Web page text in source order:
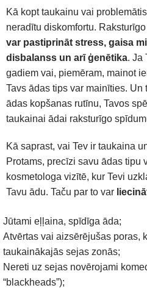
Kā kopt taukainu vai
neradītu diskomfortu.
var pastiprināt stress, gaisa
disbalanss un arī ģenētika. Ja
gadiem vai, piemēram, mainot
Tavs ādas tips var mainīties. Un
ādas kopšanas rutīnu, Tavos
taukainai ādai raksturīgo
Kā saprast, vai Tev ir taukaina
Protams, precīzi savu ādas tipu
kosmetologa vizītē, kur Tevi
Tavu ādu. Taču par to var
Jūtami eļļaina, spīdīga āda;
Atvērtas vai aizsērējušas poras,
taukainākajās sejas zonās;
Nereti uz sejas novērojami
“blackheads”);